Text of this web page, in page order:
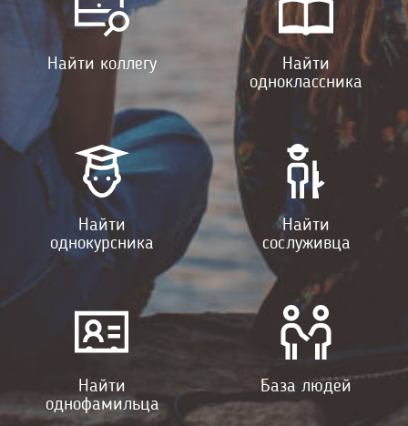
Найти коллегу
Найти
одноклассника
Найти
однокурсника
Найти
сослуживца
Найти
однофамильца
База людей